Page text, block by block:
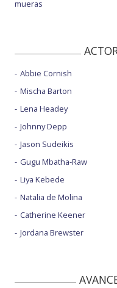
mueras
Abbie Cornish
Mischa Barton
Lena Headey
Johnny Depp
Jason Sudeikis
Gugu Mbatha-Raw
Liya Kebede
Natalia de Molina
Catherine Keener
Jordana Brewster